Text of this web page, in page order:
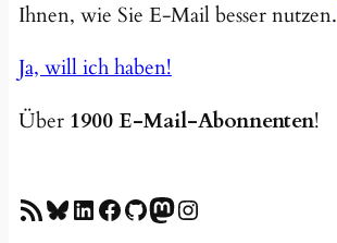
Ihnen, wie Sie E-Mail besser nutzen.
Ja, will ich haben!
Über 1900 E-Mail-Abonnenten!
RSS-Feed Bluesky LinkedIn Facebook GitHub Mastodon Instagram